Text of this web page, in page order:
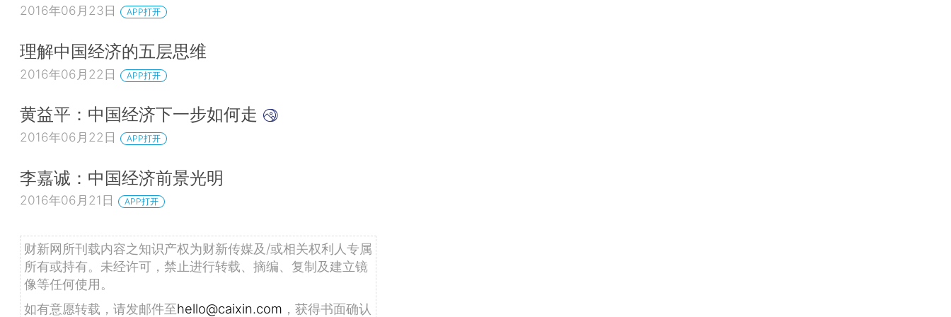
2016年06月23日 APP打开
理解中国经济的五层思维
2016年06月22日 APP打开
黄益平：中国经济下一步如何走
2016年06月22日 APP打开
李嘉诚：中国经济前景光明
2016年06月21日 APP打开
财新网所刊载内容之知识产权为财新传媒及/或相关权利人专属
所有或持有。未经许可，禁止进行转载、摘编、复制及建立镜
像等任何使用。
如有意愿转载，请发邮件至hello@caixin.com ，获得书面确认